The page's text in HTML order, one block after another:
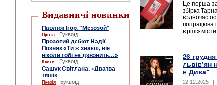
Видавничі новинки
Павлюк Ігор. "Мезозой"
Проза | Буквоїд
Прозовий дебют Надії
Позняк «Ти ж знаєш, він
ніколи тобі не дзвонить…»
Книги | Буквоїд
Сащук Світлана. «Дратва
тиші»
Поезія | Буквоїд
Це перша
збірка
водночас
вірші»
26
львів’ян
в Дива”
22.12.2025 |